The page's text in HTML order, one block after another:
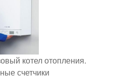
котел отопления.
счетчики